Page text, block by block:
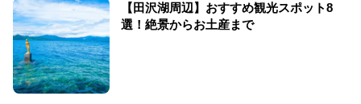
【田沢湖周辺】おすすめ観光スポット8
選！絶景からお土産まで